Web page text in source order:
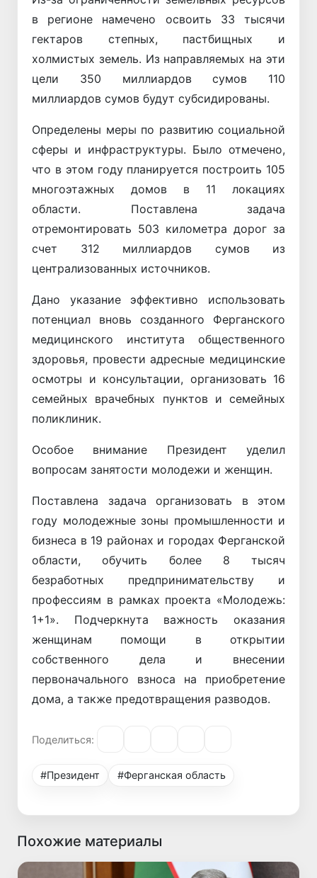
в регионе намечено освоить 33 тысячи
гектаров степных, пастбищных и
холмистых земель. Из направляемых на эти
цели 350 миллиардов сумов 110
миллиардов сумов будут субсидированы.
Определены меры по развитию социальной
сферы и инфраструктуры. Было отмечено,
что в этом году планируется построить 105
многоэтажных домов в 11 локациях
области. Поставлена ​​задача
отремонтировать 503 километра дорог за
счет 312 миллиардов сумов из
централизованных источников.
Дано указание эффективно использовать
потенциал вновь созданного Ферганского
медицинского института общественного
здоровья, провести адресные медицинские
осмотры и консультации, организовать 16
семейных врачебных пунктов и семейных
поликлиник.
Особое внимание Президент уделил
вопросам занятости молодежи и женщин.
Поставлена задача организовать в этом
году молодежные зоны промышленности и
бизнеса в 19 районах и городах Ферганской
области, обучить более 8 тысяч
безработных предпринимательству и
профессиям в рамках проекта «Молодежь:
1+1». Подчеркнута важность оказания
женщинам помощи в открытии
собственного дела и внесении
первоначального взноса на приобретение
дома, а также предотвращения разводов.
Поделиться:
#Президент #Ферганская область
Похожие материалы